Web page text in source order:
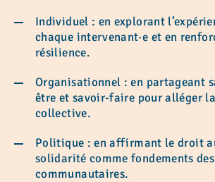
Individuel : en explorant
chaque intervenant·e et en
résilience.
Organisationnel : en partageant
être et savoir-faire pour alléger
collective.
Politique : en affirmant le droit
solidarité comme fondements
communautaires.